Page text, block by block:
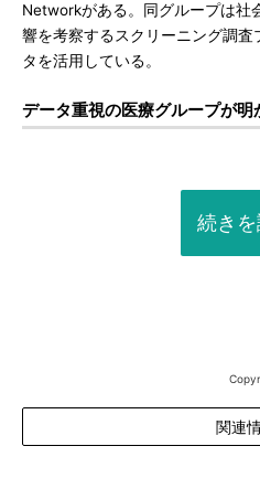
Networkがある。同グループは社
響を考察するスクリーニング調
タを活用している。
データ重視の医療グループが
続き
関連